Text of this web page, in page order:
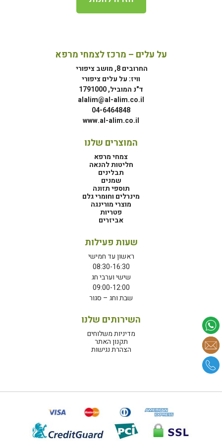
על עלים – מרכז לצמחי מרפא
החרובים 8, מושב ציפורי
וויז: על עלים ציפורי
ד"נ המוביל, 1791000
alalim@al-alim.co.il
04-6464848
www.al-alim.co.il
המוצרים שלנו
צמחי מרפא
חליטות להנאה
תבלינים
שמנים
תוספי תזונה
מינרלים וחומרי גלם
מוצרי מורינגה
פטריות
אביזרים
שעות פעילות
ראשון עד חמישי
08:30-16:30
שישי וערבי חג
09:00-12:00
שבת וחג – סגור
השירותים שלנו
מדיניות משלוחים
תקנון האתר
הצהרת נגישות